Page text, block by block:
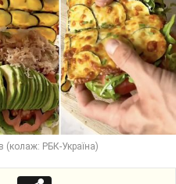
(колаж: РБК-Україна)